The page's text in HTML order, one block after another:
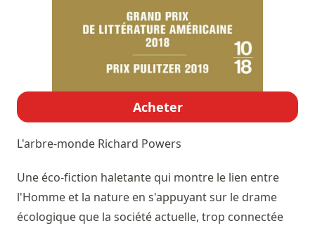
Acheter
L'arbre-monde Richard Powers
Une éco-fiction haletante qui montre le lien entre
l'Homme et la nature en s'appuyant sur le drame
écologique que la société actuelle, trop connectée